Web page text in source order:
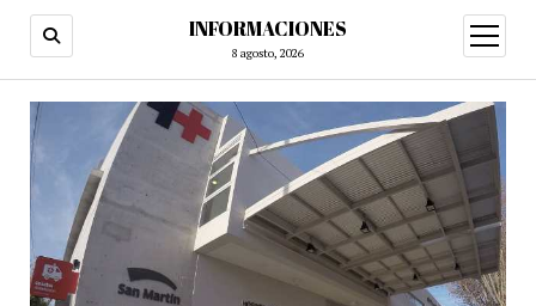
INFORMACIONES
8 agosto, 2026
abrir
menú